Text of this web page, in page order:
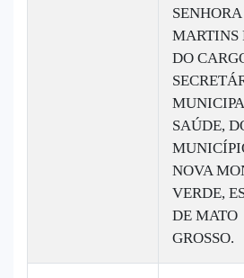
MARTINS
DO
SAÚDE,
NOVA
VERDE,
DE MATO
GROSSO.